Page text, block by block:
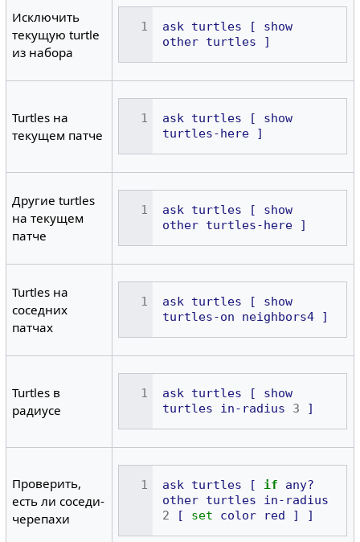
Исключить
текущую turtle
из набора
ask turtles [
show
other turtles ]
Turtles на
текущем патче
ask turtles [
show
turtles-here
]
Другие turtles
на текущем
патче
ask turtles [
show
other turtles-here ]
Turtles на
соседних
патчах
ask turtles [
show
turtles-on
neighbors4 ]
Turtles в
радиусе
ask turtles [
show
turtles
in-radius 3 ]
Проверить,
есть ли соседи-
черепахи
ask turtles [ if
any?
other turtles
in-radius
2
[ set color red ] ]